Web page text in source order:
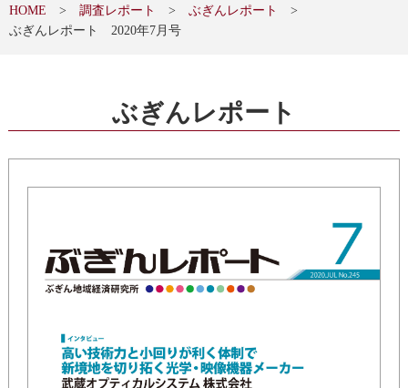
HOME 調査レポート
ぶぎんレポート
ぶぎんレポート 2020年7月号
ぶぎんレポート